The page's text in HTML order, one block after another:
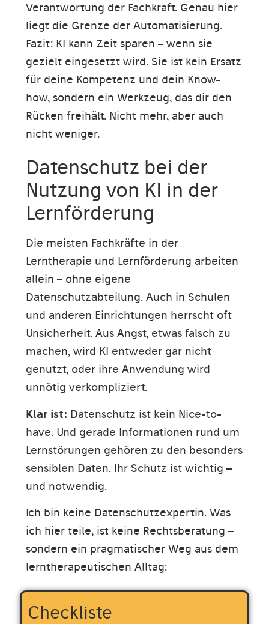
Verantwortung der Fachkraft. Genau hier
liegt die Grenze der Automatisierung.
Fazit: KI kann Zeit sparen – wenn sie
gezielt eingesetzt wird. Sie ist kein Ersatz
für deine Kompetenz und dein Know-
how, sondern ein Werkzeug, das dir den
Rücken freihält. Nicht mehr, aber auch
nicht weniger.
Datenschutz bei der
Nutzung von KI in der
Lernförderung
Die meisten Fachkräfte in der
Lerntherapie und Lernförderung arbeiten
allein – ohne eigene
Datenschutzabteilung. Auch in Schulen
und anderen Einrichtungen herrscht oft
Unsicherheit. Aus Angst, etwas falsch zu
machen, wird KI entweder gar nicht
genutzt, oder ihre Anwendung wird
unnötig verkompliziert.
Klar ist: Datenschutz ist kein Nice-to-
have. Und gerade Informationen rund um
Lernstörungen gehören zu den besonders
sensiblen Daten. Ihr Schutz ist wichtig –
und notwendig.
Ich bin keine Datenschutzexpertin. Was
ich hier teile, ist keine Rechtsberatung –
sondern ein pragmatischer Weg aus dem
lerntherapeutischen Alltag:
Checkliste